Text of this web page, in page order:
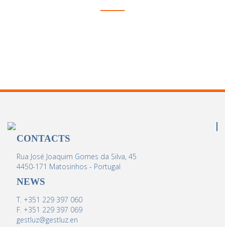
CONTACTS
Rua José Joaquim Gomes da Silva, 45
4450-171 Matosinhos - Portugal
NEWS
T. +351 229 397 060
F. +351 229 397 069
gestluz@gestluz.en